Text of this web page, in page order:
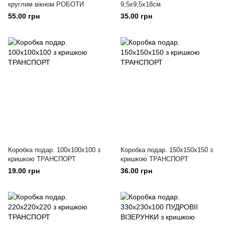
круглим вікном РОБОТИ
55.00 грн
9,5х9,5х18см
35.00 грн
Коробка подар. 100х100х100 з
кришкою ТРАНСПОРТ
19.00 грн
Коробка подар. 150х150х150 з
кришкою ТРАНСПОРТ
36.00 грн